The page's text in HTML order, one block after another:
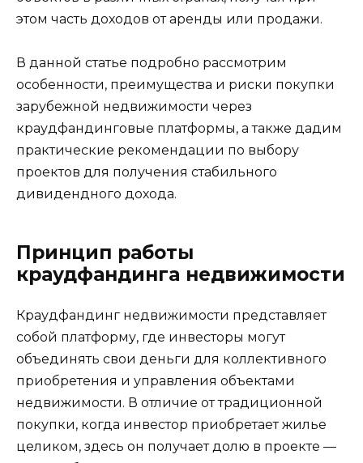
этом часть доходов от аренды или продажи.
В данной статье подробно рассмотрим
особенности, преимущества и риски покупки
зарубежной недвижимости через
краудфандинговые платформы, а также дадим
практические рекомендации по выбору
проектов для получения стабильного
дивидендного дохода.
Принцип работы
краудфандинга недвижимости
Краудфандинг недвижимости представляет
собой платформу, где инвесторы могут
объединять свои деньги для коллективного
приобретения и управления объектами
недвижимости. В отличие от традиционной
покупки, когда инвестор приобретает жилье
целиком, здесь он получает долю в проекте —